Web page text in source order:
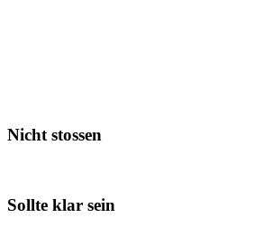
Nicht stossen
Sollte klar sein